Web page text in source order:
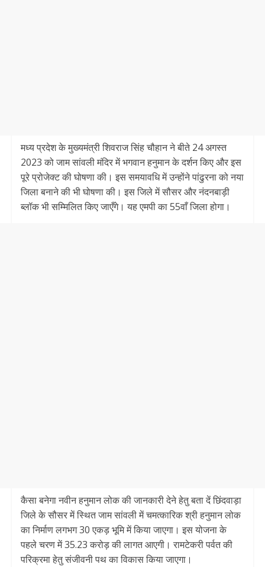
मध्य प्रदेश के मुख्यमंत्री शिवराज सिंह चौहान ने बीते 24 अगस्त
2023 को जाम सांवली मंदिर में भगवान हनुमान के दर्शन किए और इस
पूरे प्रोजेक्ट की घोषणा की। इस समयावधि में उन्होंने पांढुरना को नया
जिला बनाने की भी घोषणा की। इस जिले में सौसर और नंदनबाड़ी
ब्लॉक भी सम्मिलित किए जाएँगे। यह एमपी का 55वाँ जिला होगा।
कैसा बनेगा नवीन हनुमान लोक की जानकारी देने हेतु बता दें छिंदवाड़ा
जिले के सौसर में स्थित जाम सांवली में चमत्कारिक श्री हनुमान लोक
का निर्माण लगभग 30 एकड़ भूमि में किया जाएगा। इस योजना के
पहले चरण में 35.23 करोड़ की लागत आएगी। रामटेकरी पर्वत की
परिक्रमा हेतु संजीवनी पथ का विकास किया जाएगा।